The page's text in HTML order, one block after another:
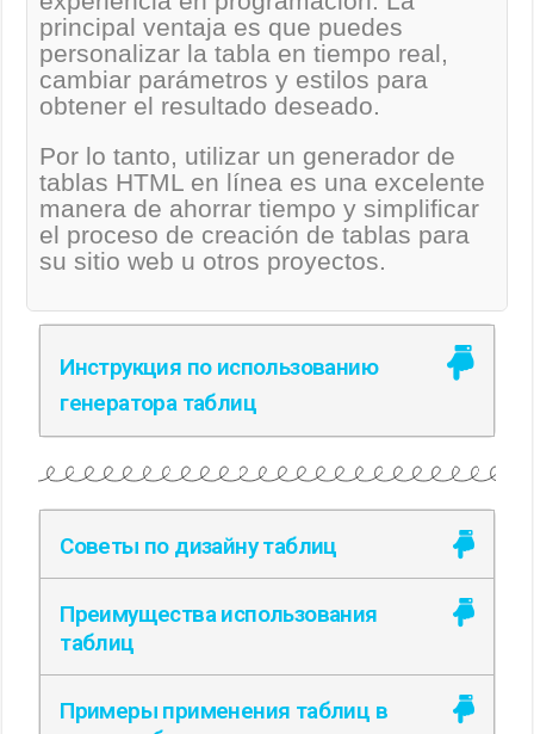
principal ventaja es que puedes
personalizar la tabla en tiempo real,
cambiar parámetros y estilos para
obtener el resultado deseado.
Por lo tanto, utilizar un generador de
tablas HTML en línea es una excelente
manera de ahorrar tiempo y simplificar
el proceso de creación de tablas para
su sitio web u otros proyectos.
Инструкция по использованию
генератора таблиц
Советы по дизайну таблиц
Преимущества использования
таблиц
Примеры применения таблиц в